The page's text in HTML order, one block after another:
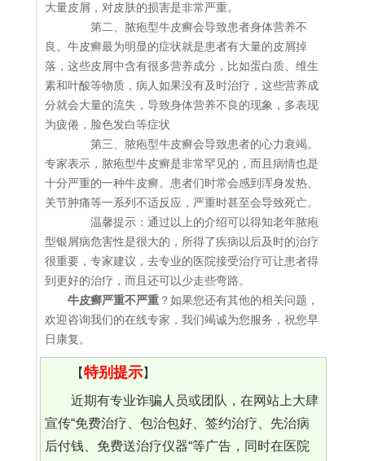
大量皮屑，对皮肤的损害是非常严重。
第二、脓疱型牛皮癣会导致患者身体营养不
良。牛皮癣最为明显的症状就是患者有大量的皮屑掉
落，这些皮屑中含有很多营养成分，比如蛋白质、维生
素和叶酸等物质，病人如果没有及时治疗，这些营养成
分就会大量的流失，导致身体营养不良的现象，多表现
为疲倦，脸色发白等症状
第三、脓疱型牛皮癣会导致患者的心力衰竭。
专家表示，脓疱型牛皮癣是非常罕见的，而且病情也是
十分严重的一种牛皮癣。患者们时常会感到浑身发热、
关节肿痛等一系列不适反应，严重时甚至会导致死亡。
温馨提示：通过以上的介绍可以得知老年脓疱
型银屑病危害性是很大的，所得了疾病以后及时的治疗
很重要，专家建议，去专业的医院接受治疗可让患者得
到更好的治疗，而且还可以少走些弯路。
牛皮癣严重不严重 ？如果您还有其他的相关问题，
欢迎咨询我们的在线专家，我们竭诚为您服务，祝您早
日康复。
【特别提示】
近期有专业诈骗人员或团队，在网站上大肆
宣传“免费治疗、包治包好、签约治疗、先治病
后付钱、免费送治疗仪器“等广告，同时在医院